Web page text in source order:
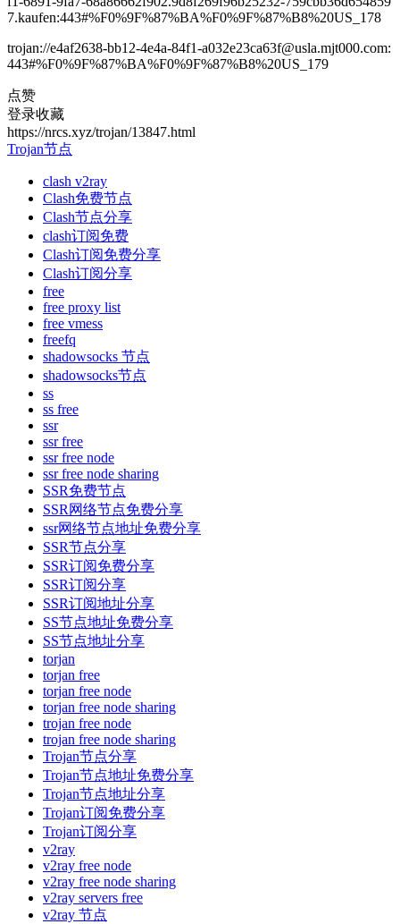
7.kaufen:443#%F0%9F%87%BA%F0%9F%87%B8%20US_178
trojan://e4af2638-bb12-4e4a-84f1-a032e23ca63f@usla.mjt000.com:
443#%F0%9F%87%BA%F0%9F%87%B8%20US_179
点赞
登录收藏
https://nrcs.xyz/trojan/13847.html
Trojan节点
clash v2ray
Clash免费节点
Clash节点分享
clash订阅免费
Clash订阅免费分享
Clash订阅分享
free
free proxy list
free vmess
freefq
shadowsocks 节点
shadowsocks节点
ss
ss free
ssr
ssr free
ssr free node
ssr free node sharing
SSR免费节点
SSR网络节点免费分享
ssr网络节点地址免费分享
SSR节点分享
SSR订阅免费分享
SSR订阅分享
SSR订阅地址分享
SS节点地址免费分享
SS节点地址分享
torjan
torjan free
torjan free node
torjan free node sharing
trojan free node
trojan free node sharing
Trojan节点分享
Trojan节点地址免费分享
Trojan节点地址分享
Trojan订阅免费分享
Trojan订阅分享
v2ray
v2ray free node
v2ray free node sharing
v2ray servers free
v2ray 节点